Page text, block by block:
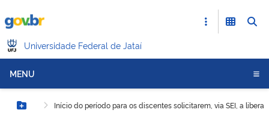
Universidade Federal de Jataí
MENU
Botão MenuInício do período para os discentes solicitarem, via SEI, a